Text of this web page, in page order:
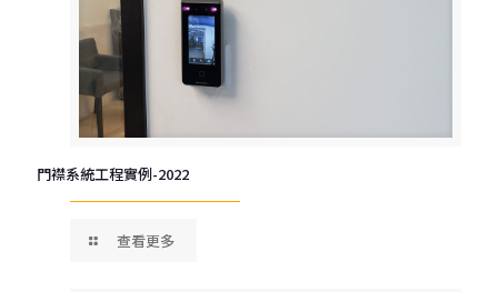
門襟系統工程實例-2022
查看更多